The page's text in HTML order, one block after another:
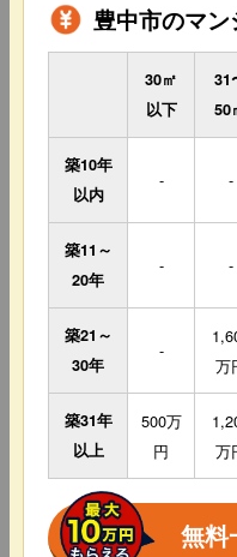
豊中市のマ
30㎡
以下
31
50
築10年
以内
- -
築11～
20年
- -
築21～
30年
-
万
築31年
以上
500万
円
万
無料